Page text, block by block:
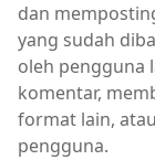
dan
yang sudah
oleh pengguna
komentar,
format lain,
pengguna.